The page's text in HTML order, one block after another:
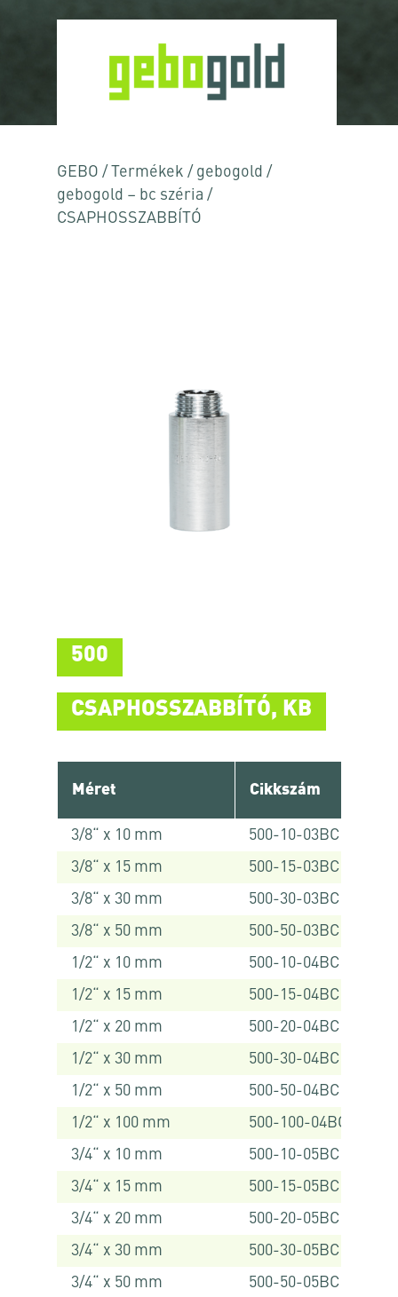
GEBO / Termékek / gebogold /
gebogold – bc széria /
CSAPHOSSZABBÍTÓ
500
CSAPHOSSZABBÍTÓ, KB
Méret Cikkszám
3/8“ x 10 mm
500-10-03BC
3/8“ x 15 mm
500-15-03BC
3/8“ x 30 mm
500-30-03BC
3/8“ x 50 mm
500-50-03BC
1/2“ x 10 mm
500-10-04BC
1/2“ x 15 mm
500-15-04BC
1/2“ x 20 mm
500-20-04BC
1/2“ x 30 mm
500-30-04BC
1/2“ x 50 mm
500-50-04BC
1/2“ x 100 mm
500-100-04BC
3/4“ x 10 mm
500-10-05BC
3/4“ x 15 mm
500-15-05BC
3/4“ x 20 mm
500-20-05BC
3/4“ x 30 mm
500-30-05BC
3/4“ x 50 mm
500-50-05BC